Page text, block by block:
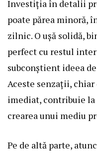
Investiția în detalii
poate părea minoră,
zilnic. O ușă solidă,
perfect cu restul
subconștient ideea
Aceste senzații,
imediat, contribuie
crearea unui mediu
Pe de altă parte,